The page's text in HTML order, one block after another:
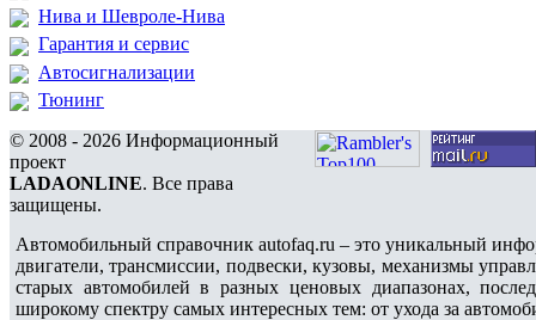
Нива и Шевроле-Нива
Гарантия и сервис
Автосигнализации
Тюнинг
© 2008 - 2026 Информационный
проект
LADAONLINE. Все права
защищены.
Автомобильный справочник autofaq.ru – это уникальный
двигатели, трансмиссии, подвески, кузовы, механизмы
старых автомобилей в разных ценовых диапазонах,
широкому спектру самых интересных тем: от ухода за